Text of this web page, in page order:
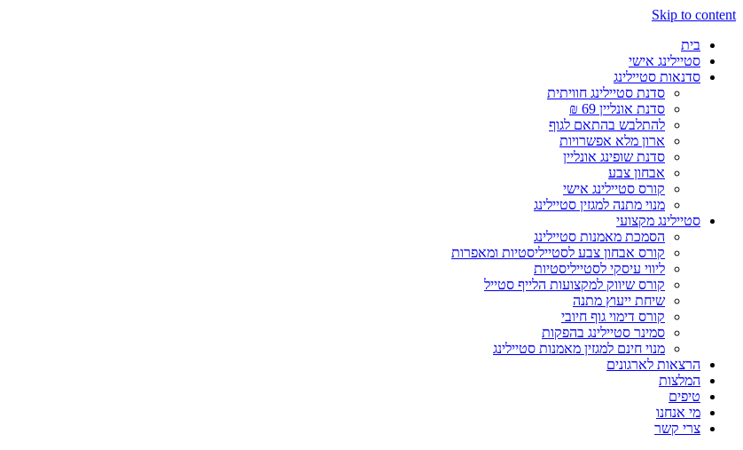
Skip to content
בית
סטיילינג אישי
סדנאות סטיילינג
סדנת סטיילינג חוויתית
סדנת אונליין 69 ₪
להתלבש בהתאם לגוף
ארון מלא אפשרויות
סדנת שופינג אונליין
אבחון צבע
קורס סטיילינג אישי
מנוי מתנה למגזין סטיילינג
סטיילינג מקצועי
הסמכת מאמנות סטיילינג
קורס אבחון צבע לסטייליסטיות ומאפרות
ליווי עיסקי לסטייליסטיות
קורס שיווק למקצועות הלייף סטייל
שיחת ייעוץ מתנה
קורס דימוי גוף חיובי
סמינר סטיילינג בהפקות
מנוי חינם למגזין מאמנות סטיילינג
הרצאות לארגונים
המלצות
טיפים
מי אנחנו
צרי קשר